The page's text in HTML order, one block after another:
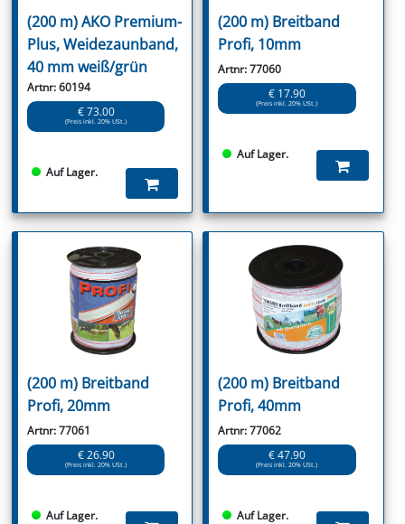
(200 m) AKO Premium-
Plus, Weidezaunband,
40 mm weiß/grün
Artnr: 60194
€ 73.00
(Preis inkl. 20% USt.)
Auf Lager.
(200 m) Breitband
Profi, 10mm
Artnr: 77060
€ 17.90
(Preis inkl. 20% USt.)
Auf Lager.
(200 m) Breitband
Profi, 20mm
Artnr: 77061
€ 26.90
(Preis inkl. 20% USt.)
Auf Lager.
(200 m) Breitband
Profi, 40mm
Artnr: 77062
€ 47.90
(Preis inkl. 20% USt.)
Auf Lager.